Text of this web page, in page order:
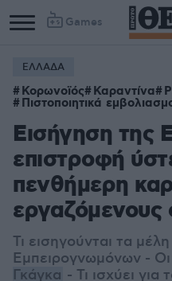
Games
ΕΛΛΑΔΑ
Κορωνοϊός Καραντίνα
Πιστοποιητικά
Εισήγηση της
επιστροφή
πενθήμερη
Τι εισηγούνται τα
Εμπειρογνωμόνων -
Γκάγκα - Τι ισχύει